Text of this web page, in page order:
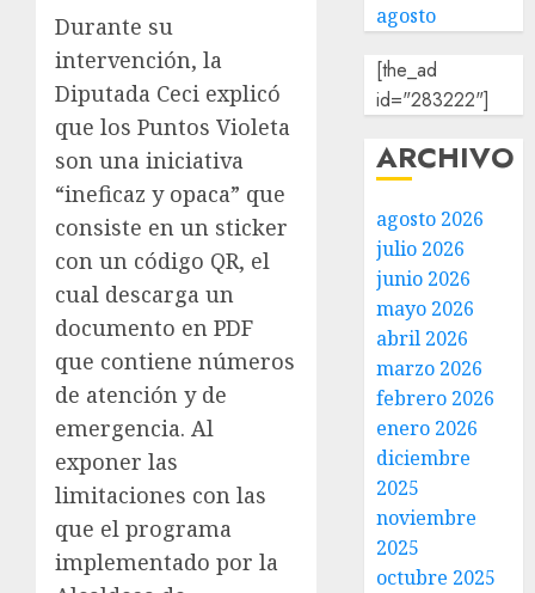
Durante su
intervención, la
Diputada Ceci explicó
que los Puntos Violeta
son una iniciativa
“ineficaz y opaca” que
consiste en un sticker
con un código QR, el
cual descarga un
documento en PDF
que contiene números
de atención y de
emergencia. Al
exponer las
limitaciones con las
que el programa
implementado por la
agosto
[the_ad
id="283222"]
ARCHIVO
agosto 2026
julio 2026
junio 2026
mayo 2026
abril 2026
marzo 2026
febrero 2026
enero 2026
diciembre
2025
noviembre
2025
octubre 2025